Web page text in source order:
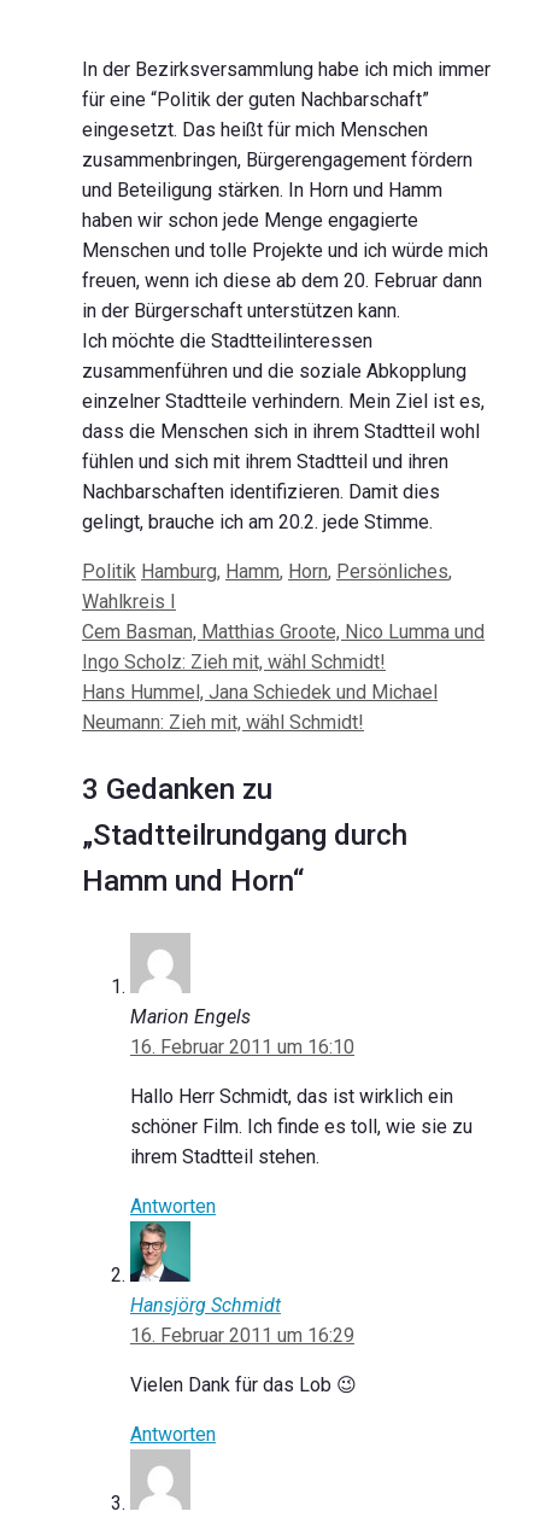
In der Bezirksversammlung habe ich mich immer
für eine “Politik der guten Nachbarschaft”
eingesetzt. Das heißt für mich Menschen
zusammenbringen, Bürgerengagement fördern
und Beteiligung stärken. In Horn und Hamm
haben wir schon jede Menge engagierte
Menschen und tolle Projekte und ich würde mich
freuen, wenn ich diese ab dem 20. Februar dann
in der Bürgerschaft unterstützen kann.
Ich möchte die Stadtteilinteressen
zusammenführen und die soziale Abkopplung
einzelner Stadtteile verhindern. Mein Ziel ist es,
dass die Menschen sich in ihrem Stadtteil wohl
fühlen und sich mit ihrem Stadtteil und ihren
Nachbarschaften identifizieren. Damit dies
gelingt, brauche ich am 20.2. jede Stimme.
Kategorien
Politik Schlagwörter
Hamburg, Hamm, Horn, Persönliches,
Wahlkreis I
Beitrags-
Navigation
Cem Basman, Matthias Groote, Nico Lumma und
Ingo Scholz: Zieh mit, wähl Schmidt!
Hans Hummel, Jana Schiedek und Michael
Neumann: Zieh mit, wähl Schmidt!
3 Gedanken zu
„Stadtteilrundgang durch
Hamm und Horn“
Marion Engels
16. Februar 2011 um 16:10
Hallo Herr Schmidt, das ist wirklich ein
schöner Film. Ich finde es toll, wie sie zu
ihrem Stadtteil stehen.
Antworten
Hansjörg Schmidt
16. Februar 2011 um 16:29
Vielen Dank für das Lob 😉
Antworten